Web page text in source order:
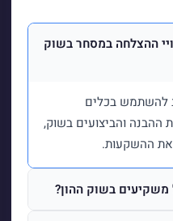
ההצלחה במסחר בשוק
להשתמש בכלים
ההבנה והביצועים בשוק,
את ההשקעות.
משקיעים בשוק ההון?